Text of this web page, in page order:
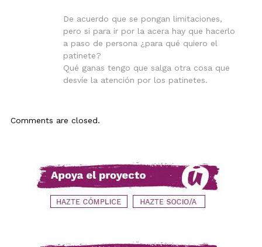
De acuerdo que se pongan limitaciones,
pero si para ir por la acera hay que hacerlo
a paso de persona ¿para qué quiero el
patinete?
Qué ganas tengo que salga otra cosa que
desvíe la atención por los patinetes.
Comments are closed.